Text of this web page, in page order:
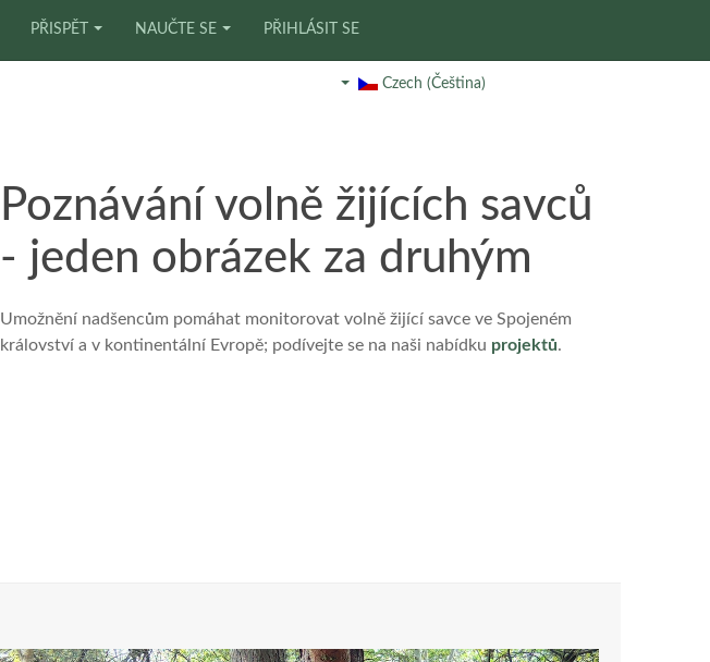
Czech (Čeština)
PŘISPĚT NAUČTE SE PŘIHLÁSIT SE
Poznávání volně žijících savců
- jeden obrázek za druhým
Umožnění nadšencům pomáhat monitorovat volně žijící savce ve Spojeném
království a v kontinentální Evropě; podívejte se na naši nabídku projektů.